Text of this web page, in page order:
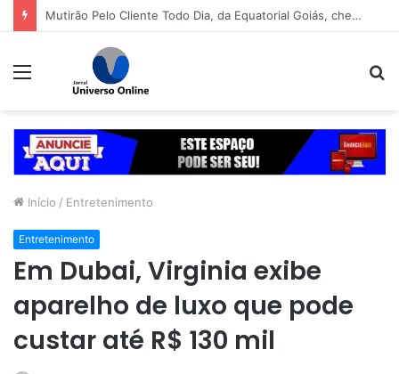
Mabel libera primeira pista lateral do viaduto da Leste-Oeste
Menu
Início / Entretenimento
Entretenimento
Em Dubai, Virginia exibe
aparelho de luxo que pode
custar até R$ 130 mil